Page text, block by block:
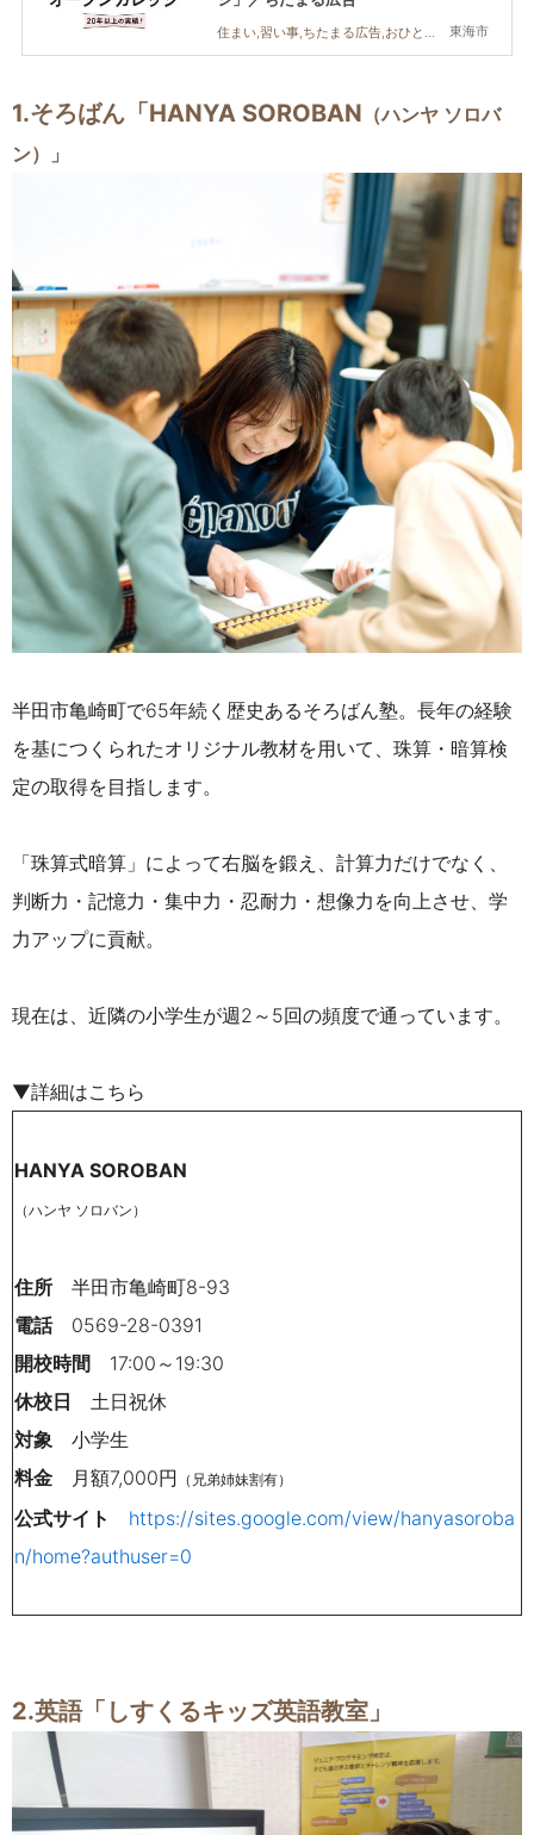
東海市
1.そろばん「HANYA SOROBAN （ハンヤ ソロバ
ン）」
半田市亀崎町で65年続く歴史あるそろばん塾。長年の経験
を基につくられたオリジナル教材を用いて、珠算・暗算検
定の取得を目指します。
「珠算式暗算 」によって右脳を鍛え、計算力だけでなく 、
判断力・記憶力・集中力・忍耐力・想像力を向上させ、学
力アップに貢献。
現在は、近隣の小学生が週2～5回の頻度で通っています。
▼詳細はこちら
HANYA SOROBAN
（ハンヤ ソロバン）
住所 半田市亀崎町8-93
電話0569-28-0391
開校時間 17:00～19:30
休校日 土日祝休
対象 小学生
料金 月額7,000円 （兄弟姉妹割有）
公式サイト
https://sites.google.com/view/hanyasoroba
n/home?authuser=0
2.英語「しすくるキッズ英語教室」